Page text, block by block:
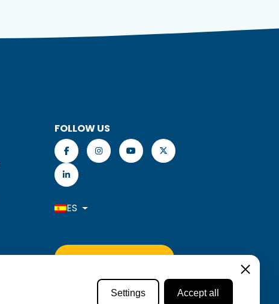
FOLLOW US
ES
HACER UNA RESERVA
Settings
Settings Accept all